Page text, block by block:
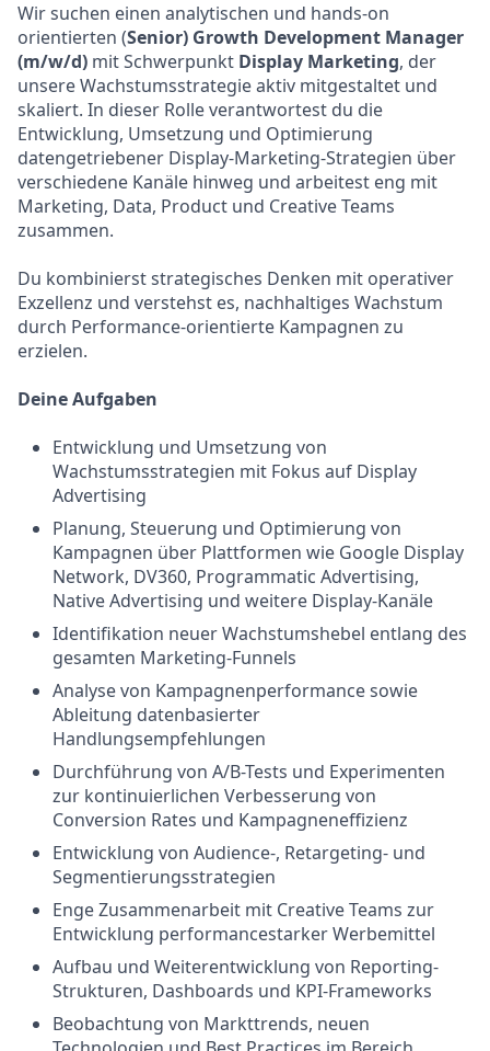
Wir suchen einen analytischen und hands-on
orientierten (Senior) Growth Development Manager
(m/w/d) mit Schwerpunkt Display Marketing, der
unsere Wachstumsstrategie aktiv mitgestaltet und
skaliert. In dieser Rolle verantwortest du die
Entwicklung, Umsetzung und Optimierung
datengetriebener Display-Marketing-Strategien über
verschiedene Kanäle hinweg und arbeitest eng mit
Marketing, Data, Product und Creative Teams
zusammen.
Du kombinierst strategisches Denken mit operativer
Exzellenz und verstehst es, nachhaltiges Wachstum
durch Performance-orientierte Kampagnen zu
erzielen.
Deine Aufgaben
Entwicklung und Umsetzung von
Wachstumsstrategien mit Fokus auf Display
Advertising
Planung, Steuerung und Optimierung von
Kampagnen über Plattformen wie Google Display
Network, DV360, Programmatic Advertising,
Native Advertising und weitere Display-Kanäle
Identifikation neuer Wachstumshebel entlang des
gesamten Marketing-Funnels
Analyse von Kampagnenperformance sowie
Ableitung datenbasierter
Handlungsempfehlungen
Durchführung von A/B-Tests und Experimenten
zur kontinuierlichen Verbesserung von
Conversion Rates und Kampagneneffizienz
Entwicklung von Audience-, Retargeting- und
Segmentierungsstrategien
Enge Zusammenarbeit mit Creative Teams zur
Entwicklung performancestarker Werbemittel
Aufbau und Weiterentwicklung von Reporting-
Strukturen, Dashboards und KPI-Frameworks
Beobachtung von Markttrends, neuen